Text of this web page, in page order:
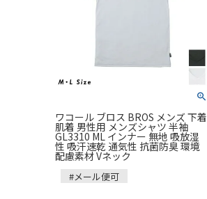
ワコール ブロス BROS メンズ 下着
肌着 男性用 メンズシャツ 半袖
GL3310 ML インナー 無地 吸放湿
性 吸汗速乾 通気性 抗菌防臭 環境
配慮素材 Vネック
#メール便可